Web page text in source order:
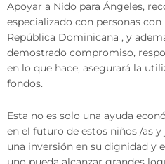
Apoyar a Nido para Ángeles,
especializado con personas con
República Dominicana , y
demostrado compromiso,
en lo que hace, asegurará la
fondos.
Esta no es solo una ayuda
en el futuro de estos niños /as
una inversión en su dignidad y